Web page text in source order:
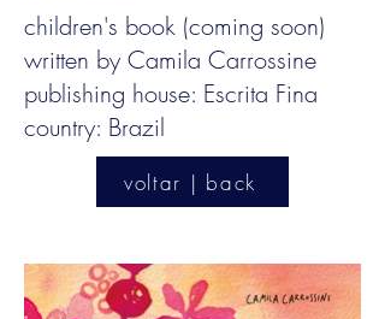
children's book (coming soon)
written by Camila Carrossine
publishing house: Escrita Fina
country: Brazil
voltar | back